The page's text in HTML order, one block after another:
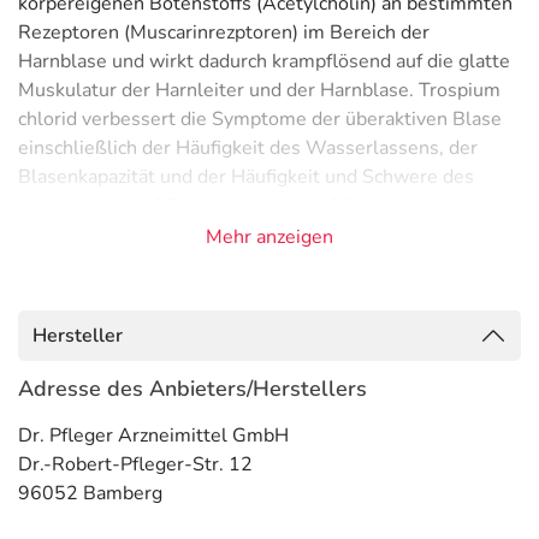
Rezeptoren (Muscarinrezptoren) im Bereich der
Harnblase und wirkt dadurch krampflösend auf die glatte
Muskulatur der Harnleiter und der Harnblase. Trospium
chlorid verbessert die Symptome der überaktiven Blase
einschließlich der Häufigkeit des Wasserlassens, der
Blasenkapazität und der Häufigkeit und Schwere des
Eigenschaften wird Trospium chlorid bei endoskopischen
Trakt.
infolge einer Nervenerkrankung
- Ungewollter Harnabgang und starker Harndrang
- Häufiges Wasserlassen und Harndrang (Überaktive
Mehr anzeigen
Hersteller
Adresse des Anbieters/Herstellers
Dr. Pfleger Arzneimittel GmbH
Dr.-Robert-Pfleger-Str. 12
96052 Bamberg